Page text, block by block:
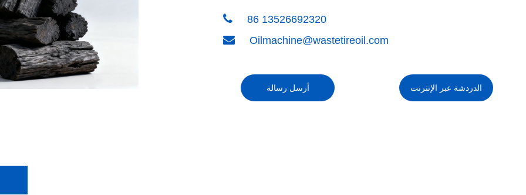
Türkçe
86 13526692320
Oilmachine@wastetireoil.com
أرسل رسالة الدردشة عبر الإنترنت